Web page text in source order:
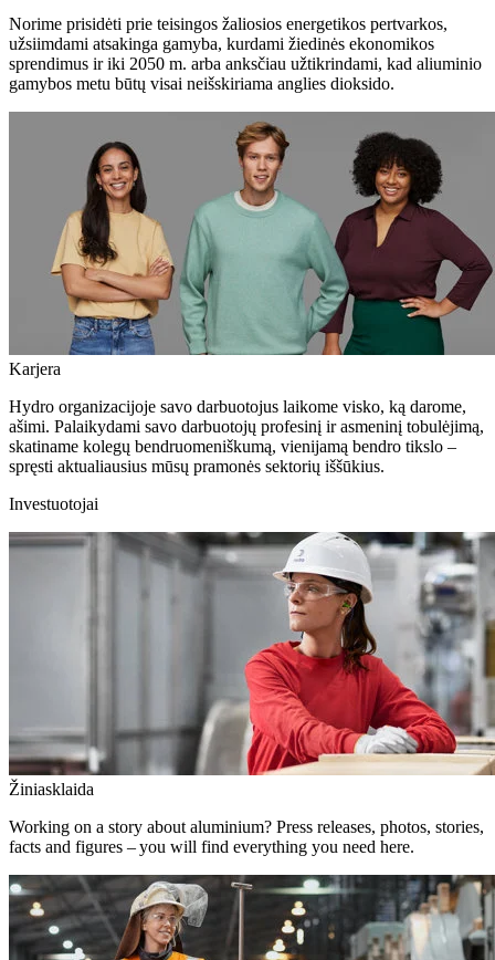
Norime prisidėti prie teisingos žaliosios energetikos pertvarkos,
užsiimdami atsakinga gamyba, kurdami žiedinės ekonomikos
sprendimus ir iki 2050 m. arba anksčiau užtikrindami, kad aliuminio
gamybos metu būtų visai neišskiriama anglies dioksido.
Karjera
Hydro organizacijoje savo darbuotojus laikome visko, ką darome,
ašimi. Palaikydami savo darbuotojų profesinį ir asmeninį tobulėjimą,
skatiname kolegų bendruomeniškumą, vienijamą bendro tikslo –
spręsti aktualiausius mūsų pramonės sektorių iššūkius.
Investuotojai
Žiniasklaida
Working on a story about aluminium? Press releases, photos, stories,
facts and figures – you will find everything you need here.